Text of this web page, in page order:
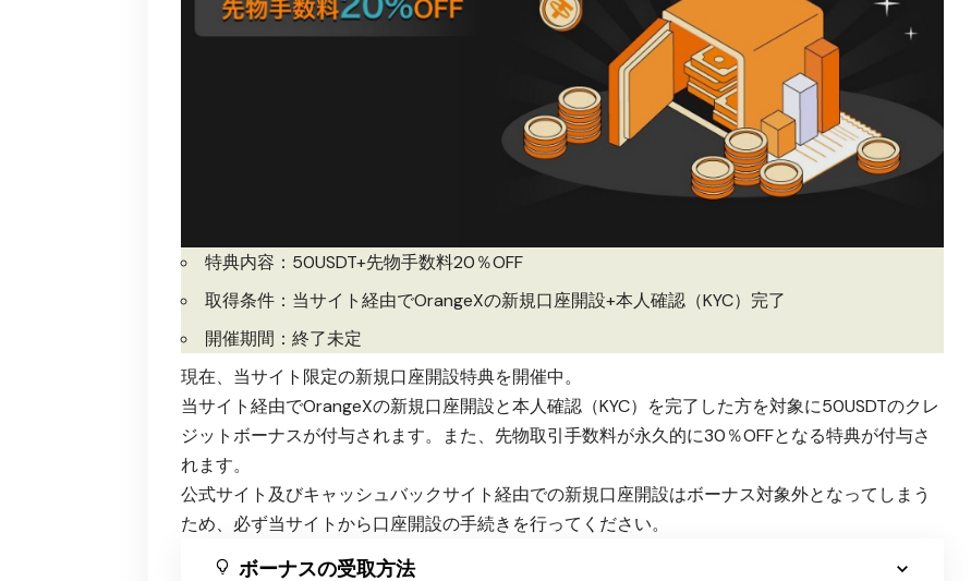
特典内容：50USDT+先物手数料20％OFF
取得条件：当サイト経由でOrangeXの新規口座開設+本人確認（KYC）完了
開催期間：終了未定
現在、当サイト限定の新規口座開設特典を開催中。
当サイト経由でOrangeXの新規口座開設と本人確認（KYC）を完了した方を対象に50USDTのクレ
ジットボーナスが付与されます。また、先物取引手数料が永久的に30％OFFとなる特典が付与さ
れます。
公式サイト及びキャッシュバックサイト経由での新規口座開設はボーナス対象外となってしまう
ため、必ず当サイトから口座開設の手続きを行ってください。
ボーナスの受取方法